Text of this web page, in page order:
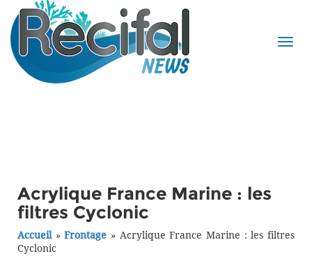
Acrylique France Marine : les
filtres Cyclonic
Accueil»Frontage » Acrylique France Marine : les filtres
Cyclonic